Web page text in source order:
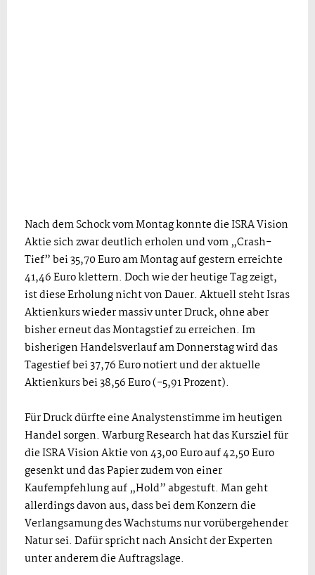
Nach dem Schock vom Montag konnte die ISRA Vision
Aktie sich zwar deutlich erholen und vom „Crash-
Tief” bei 35,70 Euro am Montag auf gestern erreichte
41,46 Euro klettern. Doch wie der heutige Tag zeigt,
ist diese Erholung nicht von Dauer. Aktuell steht Isras
Aktienkurs wieder massiv unter Druck, ohne aber
bisher erneut das Montagstief zu erreichen. Im
bisherigen Handelsverlauf am Donnerstag wird das
Tagestief bei 37,76 Euro notiert und der aktuelle
Aktienkurs bei 38,56 Euro (-5,91 Prozent).
Für Druck dürfte eine Analystenstimme im heutigen
Handel sorgen. Warburg Research hat das Kursziel für
die ISRA Vision Aktie von 43,00 Euro auf 42,50 Euro
gesenkt und das Papier zudem von einer
Kaufempfehlung auf „Hold” abgestuft. Man geht
allerdings davon aus, dass bei dem Konzern die
Verlangsamung des Wachstums nur vorübergehender
Natur sei. Dafür spricht nach Ansicht der Experten
unter anderem die Auftragslage.